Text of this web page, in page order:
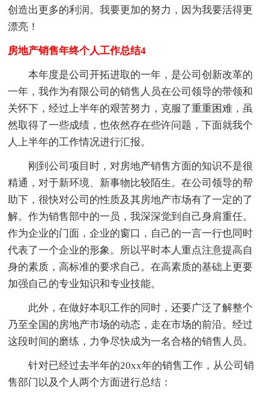
创造出更多的利润。我要更加的努力，因为我要活得更
漂亮！
房地产销售年终个人工作总结4
本年度是公司开拓进取的一年，是公司创新改革的
一年，我作为有限公司的销售人员在公司领导的带领和
关怀下，经过上半年的艰苦努力，克服了重重困难，虽
然取得了一些成绩，也依然存在些许问题，下面就我个
人上半年的工作情况进行汇报。
刚到公司项目时，对房地产销售方面的知识不是很
精通，对于新环境、新事物比较陌生。在公司领导的帮
助下，很快对公司的性质及其房地产市场有了一定的了
解。作为销售部中的一员，我深深觉到自己身肩重任。
作为企业的门面，企业的窗口，自己的一言一行也同时
代表了一个企业的形象。所以平时本人重点注意提高自
身的素质，高标准的要求自己。在高素质的基础上更要
加强自己的专业知识和专业技能。
此外，在做好本职工作的同时，还要广泛了解整个
乃至全国的房地产市场的动态，走在市场的前沿。经过
这段时间的磨练，力争尽快成为一名合格的销售人员。
针对已经过去半年的20xx年的销售工作，从公司销
售部门以及个人两个方面进行总结：